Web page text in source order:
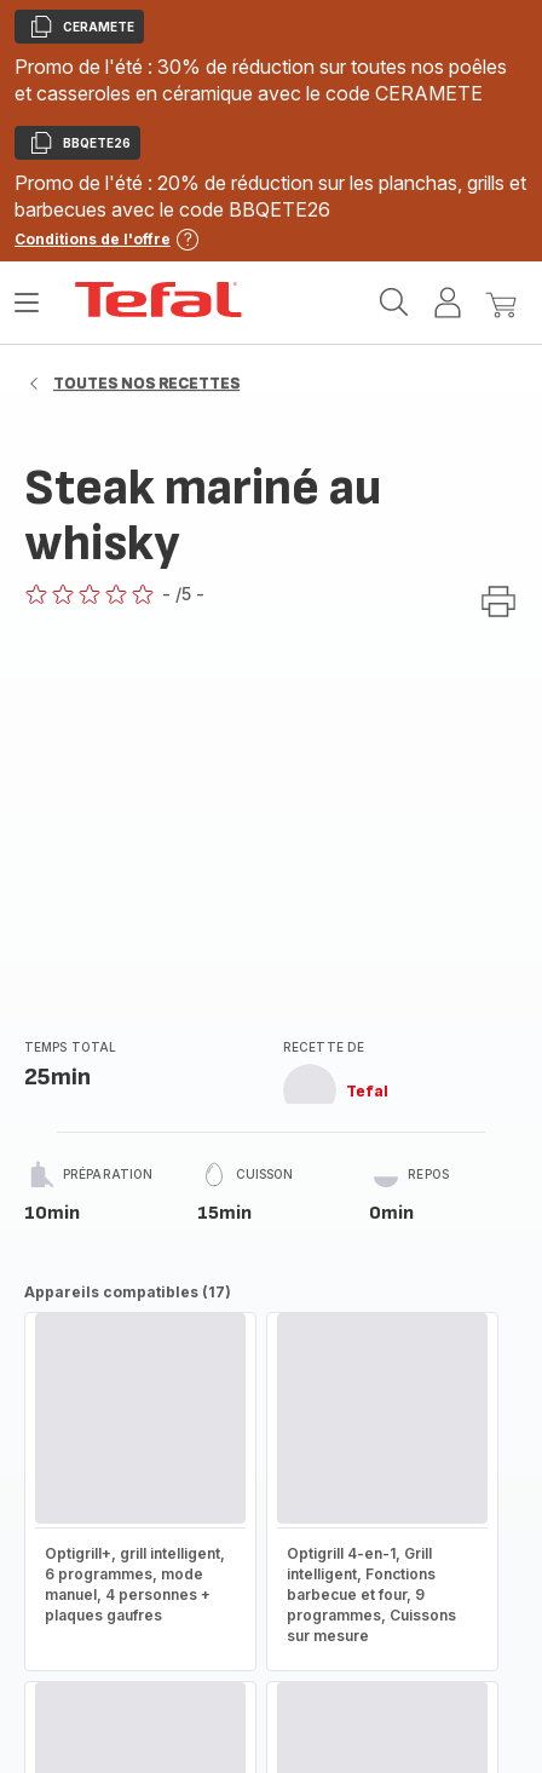
Copier
CERAMETE
Promo de l'été : 30% de réduction sur toutes nos poêles
et casseroles en céramique avec le code CERAMETE
Copier
BBQETE26
Promo de l'été : 20% de réduction sur les planchas, grills et
barbecues avec le code BBQETE26
Conditions de l'offre
MonMon
Ouvrir
TOUTES NOS RECETTES
Steak mariné au
whisky
- /5 -
TEMPS TOTAL
25min
RECETTE DE
Tefal
PRÉPARATION
10min
CUISSON
15min
REPOS
0min
Appareils compatibles (17)
Optigrill+, grill intelligent,
6 programmes, mode
manuel, 4 personnes +
plaques gaufres
Optigrill 4-en-1, Grill
intelligent, Fonctions
barbecue et four, 9
programmes, Cuissons
sur mesure